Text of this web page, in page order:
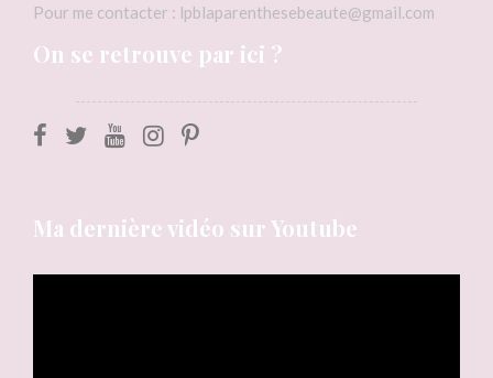
Pour me contacter : lpblaparenthesebeaute@gmail.com
On se retrouve par ici ?
Ma dernière vidéo sur Youtube